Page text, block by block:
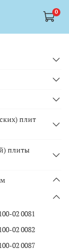
0
плит
плиты
02 0081
02 0082
02 0087